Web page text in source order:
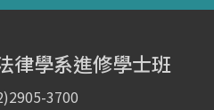
律學系進修學士班
3700